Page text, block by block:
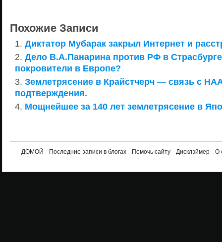
Похожие Записи
Диктатор Мубарак закрыл Интернет и
Дело В.А.Панарина против РФ в
покровители в Европе?
Землетрясение в Крайстчерч — связь с
подтверждения.
Мощнейшее за 140 лет землетрясение в
ДОМОЙ Последние записи в блогах Помочь сайту Дисклэймер О